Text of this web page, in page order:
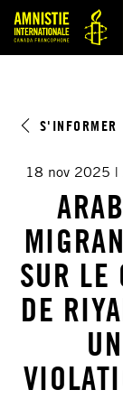
S'INFORMER
18 nov 2025
SUR LE
DE